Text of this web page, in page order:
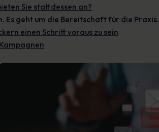
Sie stattdessen an?
Es geht um die Bereitschaft für die Praxis.
einen Schritt voraus zu sein